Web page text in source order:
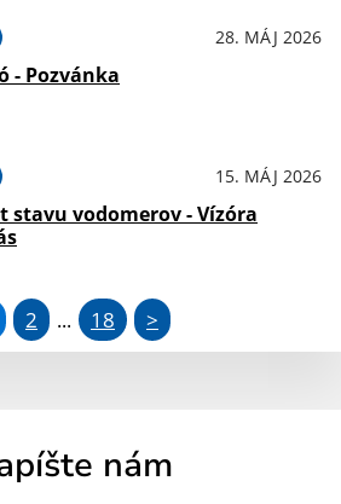
28. MÁJ 2026
- Pozvánka
15. MÁJ 2026
stavu vodomerov - Vízóra
2 ... 18 >
nám